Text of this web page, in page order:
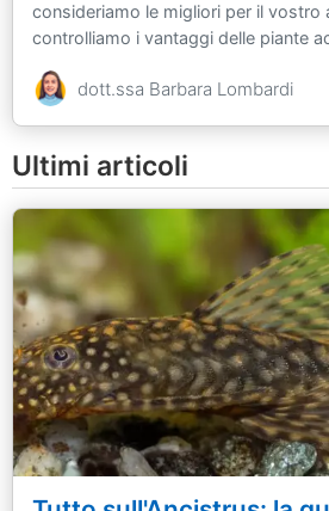
consideriamo le migliori per il vostro
controlliamo i vantaggi delle piante
dott.ssa Barbara Lombardi
Ultimi articoli